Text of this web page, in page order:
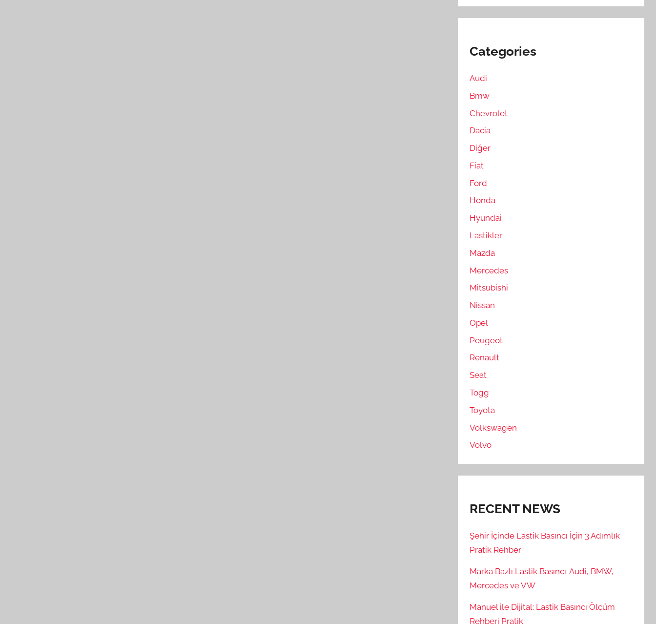
Categories
Audi
Bmw
Chevrolet
Dacia
Diğer
Fiat
Ford
Honda
Hyundai
Lastikler
Mazda
Mercedes
Mitsubishi
Nissan
Opel
Peugeot
Renault
Seat
Togg
Toyota
Volkswagen
Volvo
RECENT NEWS
Şehir İçinde Lastik Basıncı İçin 3 Adımlık
Pratik Rehber
Marka Bazlı Lastik Basıncı: Audi, BMW,
Mercedes ve VW
Manuel ile Dijital: Lastik Basıncı Ölçüm
Rehberi Pratik